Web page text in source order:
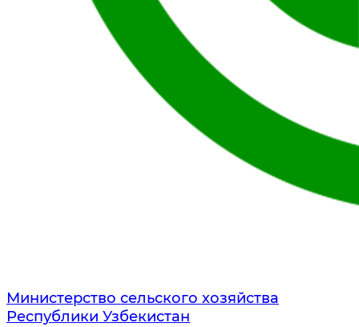
Министерство сельского хозяйства
Республики Узбекистан